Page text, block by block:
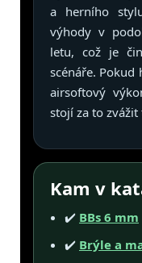
a herního
výhody v
letu, což je
scénáře. Pokud
airsoftový
stojí za to
Kam v
✔️ BBs 6 mm
✔️ Brýle a